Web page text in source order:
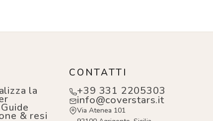
la
& resi
CONTATTI
+39 331 2205303
info@coverstars.it
Via Atenea 101